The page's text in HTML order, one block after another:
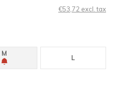
€53,72 excl. tax
M
L